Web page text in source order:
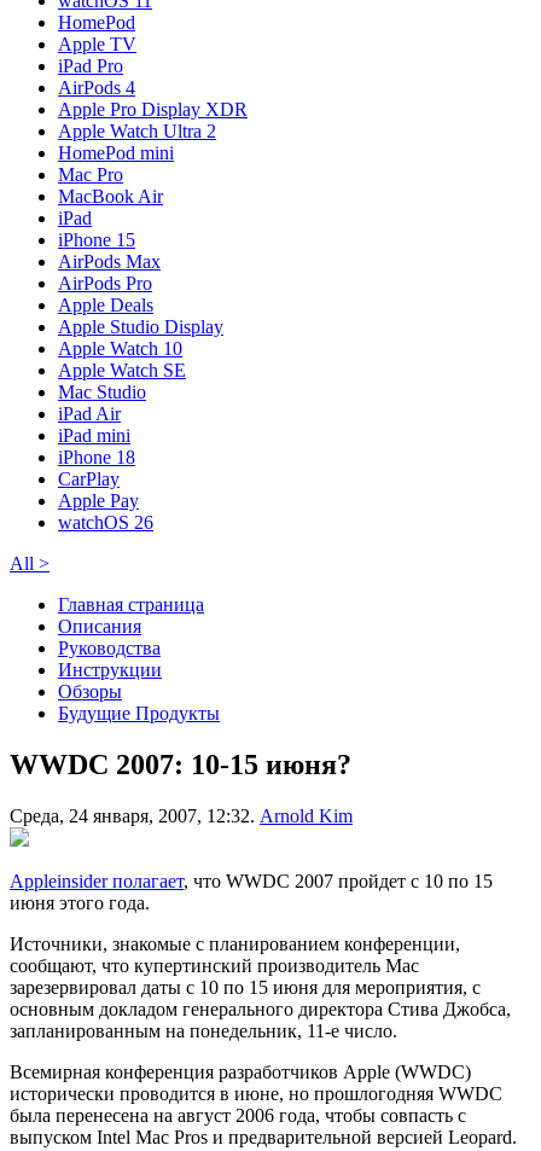
HomePod
Apple TV
iPad Pro
AirPods 4
Apple Pro Display XDR
Apple Watch Ultra 2
HomePod mini
Mac Pro
MacBook Air
iPad
iPhone 15
AirPods Max
AirPods Pro
Apple Deals
Apple Studio Display
Apple Watch 10
Apple Watch SE
Mac Studio
iPad Air
iPad mini
iPhone 18
CarPlay
Apple Pay
watchOS 26
All >
Главная страница
Описания
Руководства
Инструкции
Обзоры
Будущие Продукты
WWDC 2007: 10-15 июня?
Среда, 24 января, 2007, 12:32. Arnold Kim
Appleinsider полагает, что WWDC 2007 пройдет с 10 по 15
июня этого года.
Источники, знакомые с планированием конференции,
сообщают, что купертинский производитель Mac
зарезервировал даты с 10 по 15 июня для мероприятия, с
основным докладом генерального директора Стива Джобса,
запланированным на понедельник, 11-е число.
Всемирная конференция разработчиков Apple (WWDC)
исторически проводится в июне, но прошлогодняя WWDC
была перенесена на август 2006 года, чтобы совпасть с
выпуском Intel Mac Pros и предварительной версией Leopard.